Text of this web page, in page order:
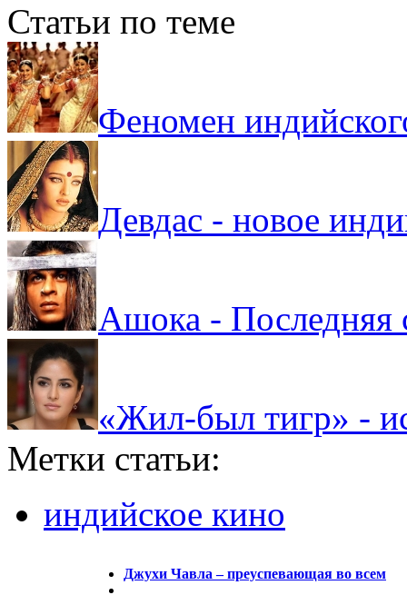
Статьи по теме
Феномен
Девдас - новое
Ашока - Последняя
«Жил-был тигр» -
Метки статьи:
индийское кино
Джухи Чавла – преуспевающая во всем